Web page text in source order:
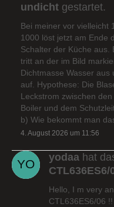
undicht gestartet.
Bei meiner vor vielleicht
1000 löst jetzt am Ende
Schalter der Küche aus.
tritt an der im Bild
Dichtmasse Wasser
auf. Hypothese: Die
Leckstrom zwischen
Boiler und dem
b) Wie bekommt man
4. August 2026 um 11:56
yodaa hat
CTL636ES6/
Hello, I m very
CTL636ES6/06